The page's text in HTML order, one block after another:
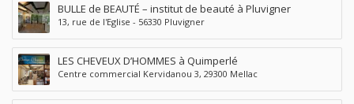
BULLE de BEAUTÉ – institut de beauté à Pluvigner
13, rue de l'Eglise - 56330 Pluvigner
LES CHEVEUX D’HOMMES à Quimperlé
Centre commercial Kervidanou 3, 29300 Mellac